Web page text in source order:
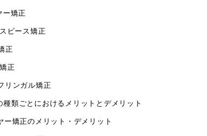
ー矯正
ピース矯正
正
正
リンガル矯正
種類ごとにおけるメリットとデメリット
ー矯正のメリット・デメリット